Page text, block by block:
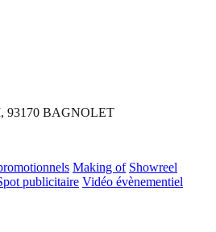
93170 BAGNOLET
Making of Showreel
publicitaire Vidéo évènementiel